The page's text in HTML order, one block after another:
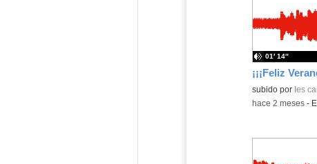
¡¡¡Feliz
subido por Ies
01′ 14″
-hace 2 meses-